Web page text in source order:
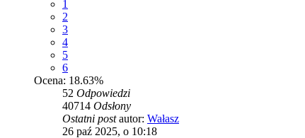
1
2
3
4
5
6
Ocena: 18.63%
52 Odpowiedzi
40714 Odsłony
Ostatni postautor: Wałasz
26 paź 2025, o 10:18